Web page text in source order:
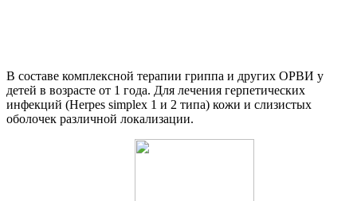
В составе комплексной терапии гриппа и других ОРВИ у
детей в возрасте от 1 года. Для лечения герпетических
инфекций (Herpes simplex 1 и 2 типа) кожи и слизистых
оболочек различной локализации.